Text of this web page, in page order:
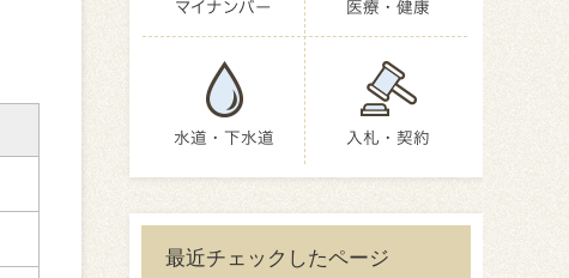
マイナンバー 医療・健康
水道・下水道 入札・契約
最近チェックしたページ